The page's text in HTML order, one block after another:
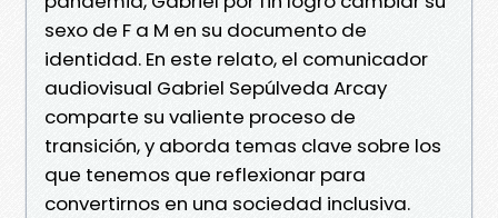
sexo de F a M en su documento de
identidad. En este relato, el comunicador
audiovisual Gabriel Sepúlveda Arcay
comparte su valiente proceso de
transición, y aborda temas clave sobre los
que tenemos que reflexionar para
convertirnos en una sociedad inclusiva.